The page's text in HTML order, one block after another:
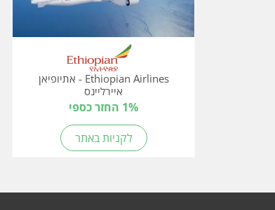
Ethiopian Airlines - אתיופיאן
איירליינס
1% החזר כספי
לקניות באתר